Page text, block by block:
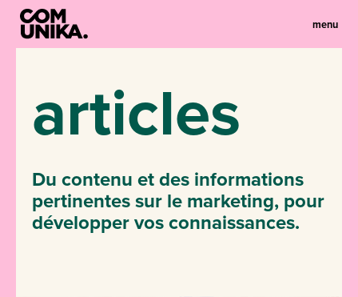
menu
articles
Du contenu et des informations
pertinentes sur le marketing, pour
développer vos connaissances.